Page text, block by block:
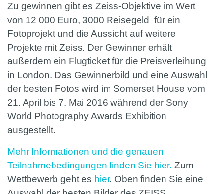
Zu gewinnen gibt es Zeiss-Objektive im Wert
von 12 000 Euro, 3000 Reisegeld für ein
Fotoprojekt und die Aussicht auf weitere
Projekte mit Zeiss. Der Gewinner erhält
außerdem ein Flugticket für die Preisverleihung
in London. Das Gewinnerbild und eine Auswahl
der besten Fotos wird im Somerset House vom
21. April bis 7. Mai 2016 während der Sony
World Photography Awards Exhibition
ausgestellt.
Mehr Informationen und die genauen
Teilnahmebedingungen finden Sie hier. Zum
Wettbewerb geht es hier. Oben finden Sie eine